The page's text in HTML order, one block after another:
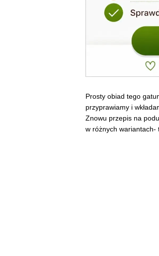
Prosty obiad tego
przyprawiamy i
Znowu przepis na
w różnych